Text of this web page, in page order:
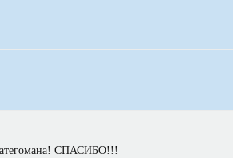
СПАСИБО!!!